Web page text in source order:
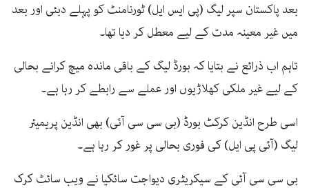
بعد پاکستان سپر لیگ (پی ایس ایل) ٹورنامنٹ کو پہلے دبئی اور بعد
میں غیر معینہ مدت کے لیے معطل کر دیا تھا۔
تاہم اب ذرائع نے بتایا کہ بورڈ لیگ کے باقی ماندہ میچ کرانے بحالی
کے لیے غیر ملکی کھلاڑیوں اور عملے سے رابطے کر رہا ہے۔
اسی طرح انڈین کرکٹ بورڈ (بی سی سی آئی) بھی انڈین پریمیئر
لیگ (آئی پی ایل) کی فوری بحالی پر غور کر رہا ہے۔
بی سی سی آئی کے سیکریٹری دیواجت سائکیا نے ویب سائٹ کرک